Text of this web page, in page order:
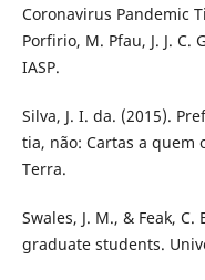
Coronavirus Pandemic
Porfirio, M. Pfau, J. J. C.
IASP.
Silva, J. I. da. (2015).
tia, não: Cartas a quem
Terra.
Swales, J. M., & Feak,
graduate students.